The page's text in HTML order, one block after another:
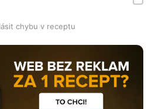
chybu v receptu